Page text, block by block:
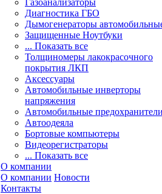
Газоанализаторы
Диагностика ГБО
Дымогенераторы
Защищенные Ноутбуки
... Показать все
Толщиномеры лакокрасочного
покрытия ЛКП
Аксессуары
Автомобильные инверторы
напряжения
Автомобильные
Автоодеяла
Бортовые компьютеры
Видеорегистраторы
... Показать все
О компании
О компании Новости
Контакты